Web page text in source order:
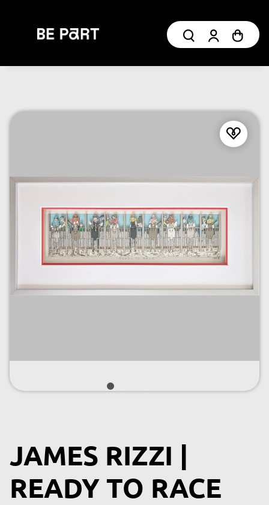
JAMES RIZZI |
READY TO RACE